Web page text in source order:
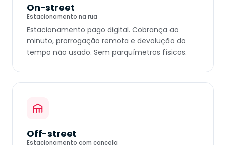
On-street
Estacionamento na rua
Estacionamento pago digital. Cobrança ao
minuto, prorrogação remota e devolução do
tempo não usado. Sem parquímetros físicos.
Off-street
Estacionamento com cancela